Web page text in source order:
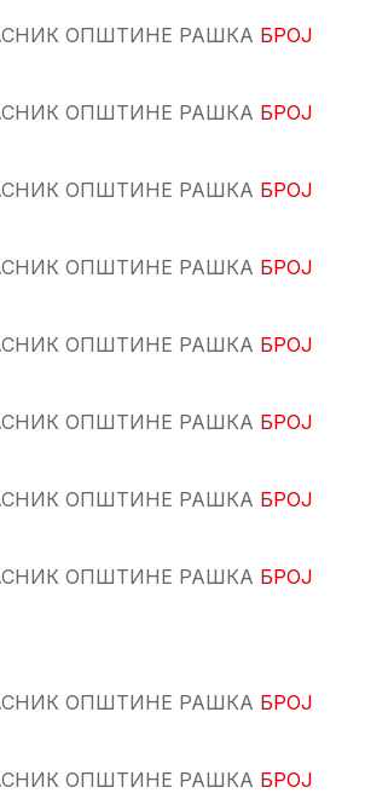
ОПШТИНЕ РАШКА БРОЈ
ОПШТИНЕ РАШКА БРОЈ
ОПШТИНЕ РАШКА БРОЈ
ОПШТИНЕ РАШКА БРОЈ
ОПШТИНЕ РАШКА БРОЈ
ОПШТИНЕ РАШКА БРОЈ
ОПШТИНЕ РАШКА БРОЈ
ОПШТИНЕ РАШКА БРОЈ
ОПШТИНЕ РАШКА БРОЈ
ОПШТИНЕ РАШКА БРОЈ